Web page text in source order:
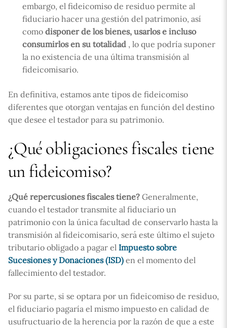
embargo, el fideicomiso de residuo permite al
fiduciario hacer una gestión del patrimonio, así
comodisponer de los bienes, usarlos e incluso
consumirlos en su totalidad , lo que podría suponer
la no existencia de una última transmisión al
fideicomisario.
En definitiva, estamos ante tipos de fideicomiso
diferentes que otorgan ventajas en función del destino
que desee el testador para su patrimonio.
¿Qué obligaciones fiscales tiene
un fideicomiso?
¿Qué repercusiones fiscales tiene? Generalmente,
cuando el testador transmite al fiduciario un
patrimonio con la única facultad de conservarlo hasta la
transmisión al fideicomisario, será este último el sujeto
tributario obligado a pagar el Impuesto sobre
Sucesiones y Donaciones (ISD) en el momento del
fallecimiento del testador.
Por su parte, si se optara por un fideicomiso de residuo,
el fiduciario pagaría el mismo impuesto en calidad de
usufructuario de la herencia por la razón de que a este